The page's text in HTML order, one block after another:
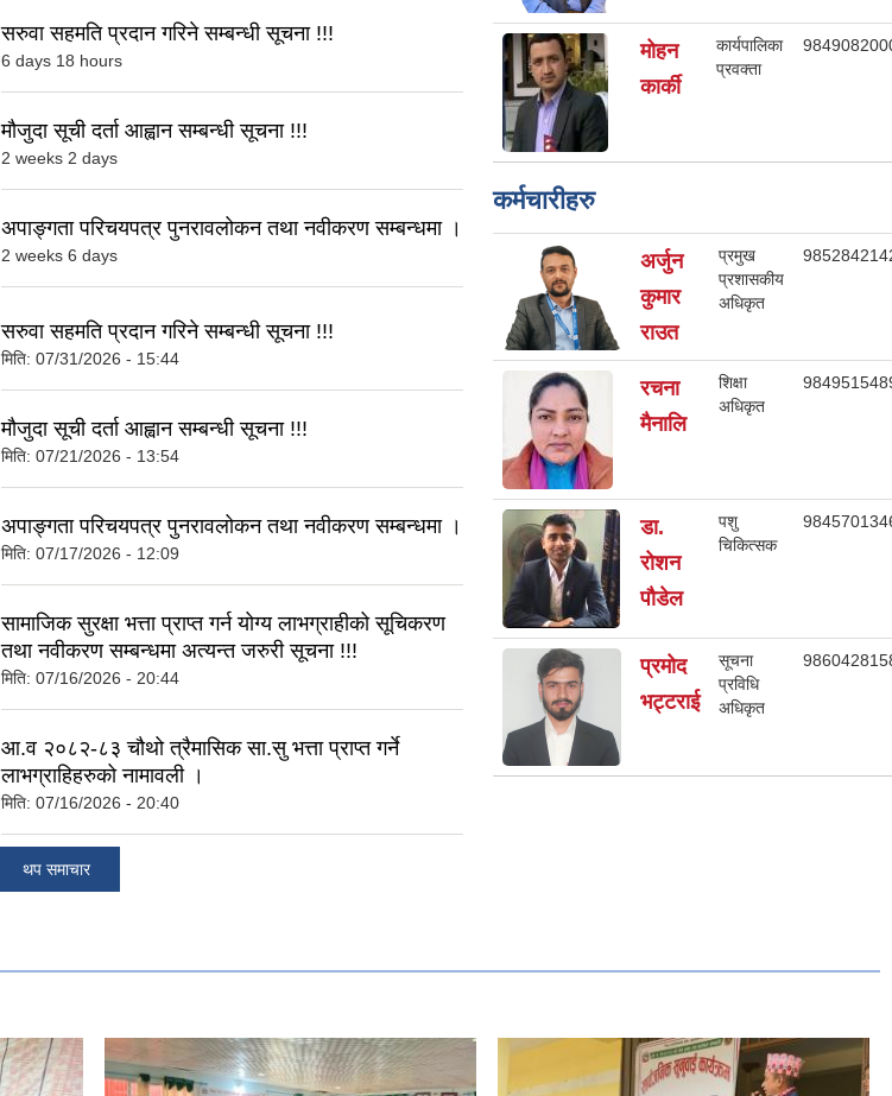
सरुवा सहमति प्रदान गरिने सम्बन्धी सूचना !!!
6 days 18 hours
मौजुदा सूची दर्ता आह्वान सम्बन्धी सूचना !!!
2 weeks 2 days
अपाङ्गता परिचयपत्र पुनरावलोकन तथा नवीकरण सम्बन्धमा ।
2 weeks 6 days
सरुवा सहमति प्रदान गरिने सम्बन्धी सूचना !!!
मिति: 07/31/2026 - 15:44
मौजुदा सूची दर्ता आह्वान सम्बन्धी सूचना !!!
मिति: 07/21/2026 - 13:54
अपाङ्गता परिचयपत्र पुनरावलोकन तथा नवीकरण सम्बन्धमा ।
मिति: 07/17/2026 - 12:09
सामाजिक सुरक्षा भत्ता प्राप्त गर्न योग्य लाभग्राहीको सूचिकरण
तथा नवीकरण सम्बन्धमा अत्यन्त जरुरी सूचना !!!
मिति: 07/16/2026 - 20:44
आ.व २०८२-८३ चौथो त्रैमासिक सा.सु भत्ता प्राप्त गर्ने
लाभग्राहिहरुको नामावली ।
मिति: 07/16/2026 - 20:40
थप समाचार
मोहन
कार्की
कार्यपालिका
प्रवक्ता
कर्मचारीहरु
अर्जुन
कुमार
राउत
प्रमुख
प्रशासकीय
अधिकृत
रचना
मैनालि
शिक्षा
अधिकृत
डा.
रोशन
पौडेल
पशु
चिकित्सक
प्रमोद
भट्टराई
सूचना
प्रविधि
अधिकृत